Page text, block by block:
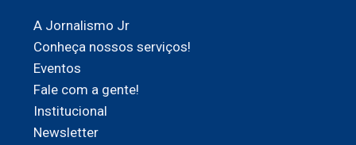
A Jornalismo Jr
Conheça nossos serviços!
Eventos
Fale com a gente!
Institucional
Newsletter